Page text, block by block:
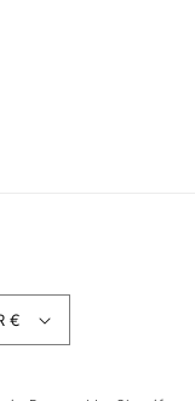
Nederland | EUR €